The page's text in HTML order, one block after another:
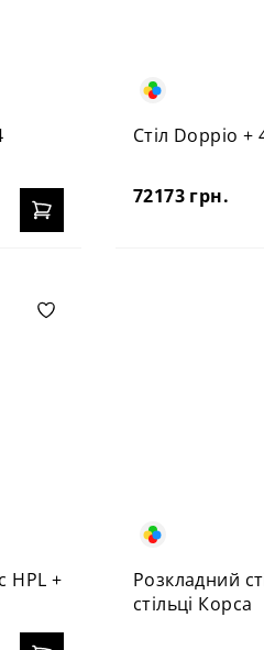
Стіл Doppio +
72173 грн.
HPL +
Розкладний
стільці Корса